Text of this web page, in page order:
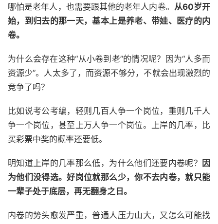
哪怕是老年人，也需要跟其他的老年人内卷。 从60岁开
始，到归去的那一天，基本上是养老、带娃、医疗的内
卷。
为什么会存在这种“从小卷到老”的情况呢？因为“人多而
资源少”。人太多了，而资源不够分，不就会出现激烈的
竞争了吗？
比如说考公考编，轻则几百人争一个岗位，重则几千人
争一个岗位，甚至上万人争一个岗位。上岸的几率，比
买彩票中奖的概率还要低。
明知道上岸的几率那么低，为什么他们还要内卷呢？ 因
为他们没得选。好岗位就那么少，你不去内卷，就只能
一辈子处于底层，再无翻身之日。
内卷的势头愈发严重，普通人压力山大，又怎么可能找